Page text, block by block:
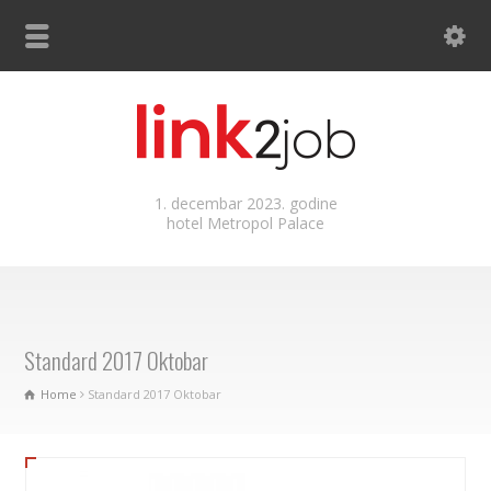
1. decembar 2023. godine
hotel Metropol Palace
Standard 2017 Oktobar
Home Standard 2017 Oktobar